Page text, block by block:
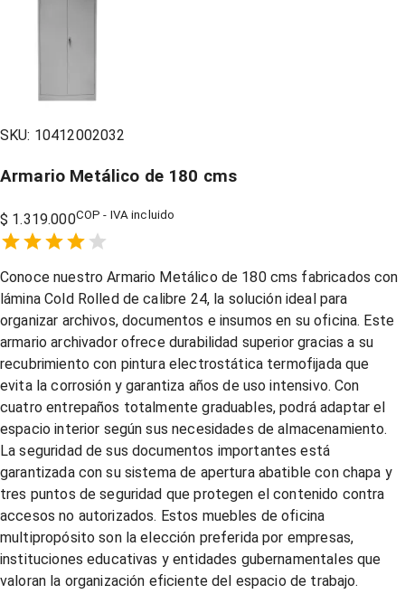
SKU: 10412002032
Armario Metálico de 180 cms
$ 1.319.000COP - IVA incluido
1 Star,
2 Stars,
3 Stars,
4 Stars,
5 Stars,
Conoce nuestro Armario Metálico de 180 cms fabricados con
lámina Cold Rolled de calibre 24, la solución ideal para
organizar archivos, documentos e insumos en su oficina. Este
armario archivador ofrece durabilidad superior gracias a su
recubrimiento con pintura electrostática termofijada que
evita la corrosión y garantiza años de uso intensivo. Con
cuatro entrepaños totalmente graduables, podrá adaptar el
espacio interior según sus necesidades de almacenamiento.
La seguridad de sus documentos importantes está
garantizada con su sistema de apertura abatible con chapa y
tres puntos de seguridad que protegen el contenido contra
accesos no autorizados. Estos muebles de oficina
multipropósito son la elección preferida por empresas,
instituciones educativas y entidades gubernamentales que
valoran la organización eficiente del espacio de trabajo.